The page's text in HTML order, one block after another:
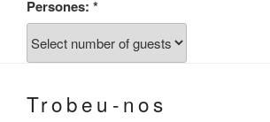
Persones: *
trobeu-nos